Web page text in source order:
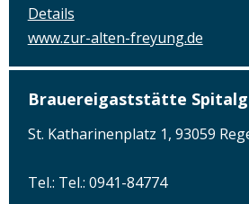
Details
www.zur-alten-freyung.de
Brauereigaststätte
St. Katharinenplatz 1, 93059
Tel.: Tel.: 0941-84774